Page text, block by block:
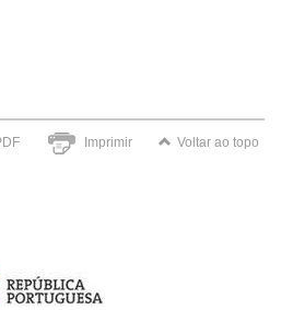
Imprimir Voltar ao topo